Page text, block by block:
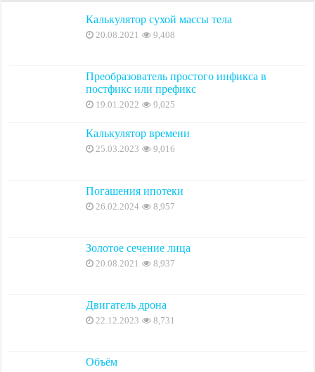
Калькулятор сухой массы тела
20.08.2021 9,408
Преобразователь простого инфикса в
постфикс или префикс
19.01.2022 9,025
Калькулятор времени
25.03.2023 9,016
Погашения ипотеки
26.02.2024 8,957
Золотое сечение лица
20.08.2021 8,937
Двигатель дрона
22.12.2023 8,731
Объём